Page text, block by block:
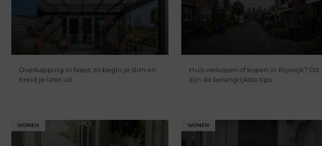
Overkapping in fases: zo begin je slim en
breid je later uit
Huis verkopen of kopen in Rijswijk? Dit
zijn de belangrijkste tips
WONEN WONEN